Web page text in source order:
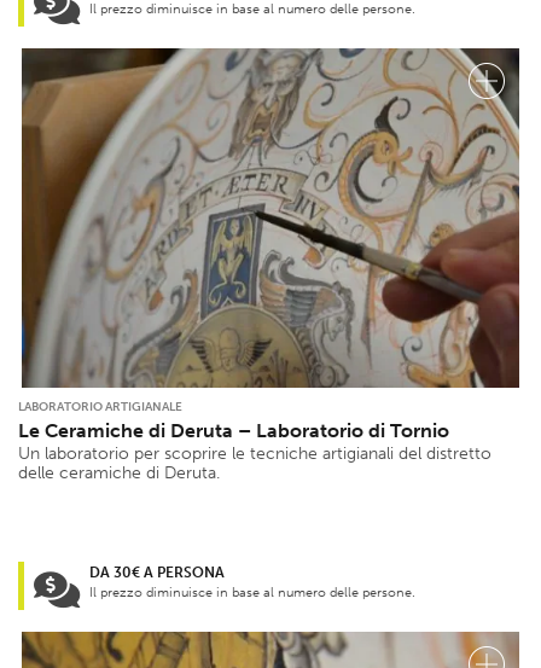
Il prezzo diminuisce in base al numero delle persone.
LABORATORIO ARTIGIANALE
Le Ceramiche di Deruta – Laboratorio di Tornio
Un laboratorio per scoprire le tecniche artigianali del distretto
delle ceramiche di Deruta.
DA 30€ A PERSONA
Il prezzo diminuisce in base al numero delle persone.